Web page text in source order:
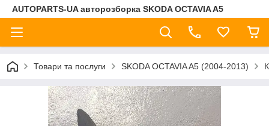
AUTOPARTS-UA авторозборка SKODA OCTAVIA A5
Товари та послуги SKODA OCTAVIA A5 (2004-2013)